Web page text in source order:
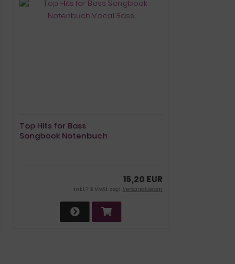
Top Hits for Bass
Songbook Notenbuch
15,20 EUR
inkl. 7 % MwSt. zzgl.Versandkosten